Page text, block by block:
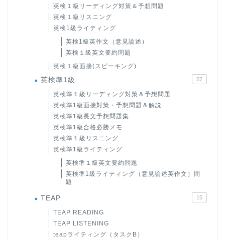
英検１級リーディング対策＆予想問題
英検１級リスニング
英検1級ライティング
英検1級英作文（意見論述）
英検１級英文要約問題
英検１級面接(スピーキング)
英検準1級 57
英検準１級リーディング対策＆予想問題
英検準1級面接対策・予想問題＆解説
英検準1級長文予想問題集
英検準1級合格必勝メモ
英検準１級リスニング
英検準1級ライティング
英検準１級英文要約問題
英検準1級ライティング（意見論述英作文）問
題
TEAP 15
TEAP READING
TEAP LISTENING
teapライティング（タスクB）